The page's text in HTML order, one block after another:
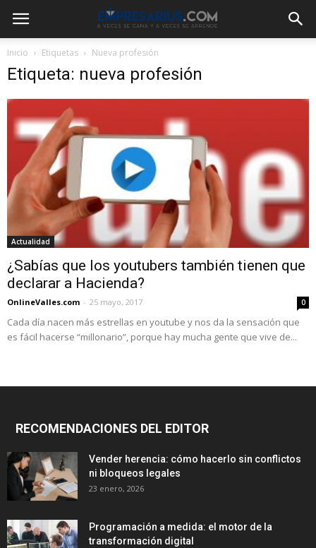
Inicio Etiquetas Nueva profesión
Etiqueta: nueva profesión
Actualidad
¿Sabías que los youtubers también tienen que
declarar a Hacienda?
OnlineValles.com - 25 mayo, 2017 0
Cada día nacen más estrellas en youtube y nos da la sensación que
es fácil hacerse “millonario”, porque hay mucha gente que vive de...
RECOMENDACIONES DEL EDITOR
Vender herencia: cómo hacerlo sin conflictos
ni bloqueos legales
23 enero, 2026
Programación a medida: el motor de la
transformación digital